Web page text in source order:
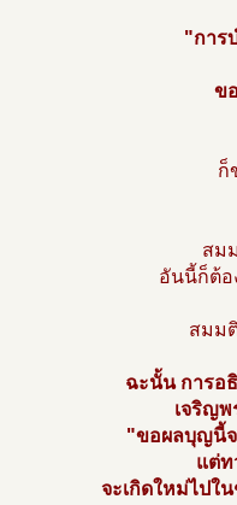
"การ
ข
ก็
สม
อันนี้ก็ต้อ
สมม
ฉะนั้น การอ
เจริญ
"ขอผลบุญนี้จ
แต่ท
จะเกิดใหม่ไปใ